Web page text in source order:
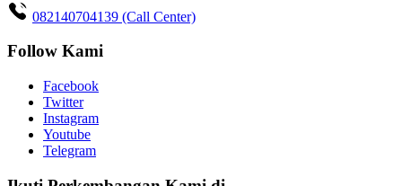
082140704139 (Call Center)
Follow Kami
Facebook
Twitter
Instagram
Youtube
Telegram